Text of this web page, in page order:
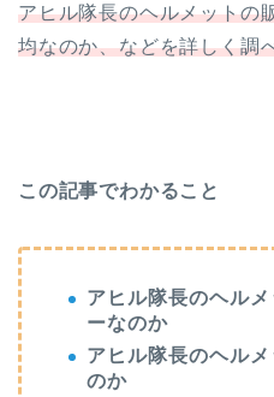
アヒル隊長のヘルメットの
均なのか、などを詳しく調
この記事でわかること
アヒル隊長のヘル
ーなのか
アヒル隊長のヘル
のか